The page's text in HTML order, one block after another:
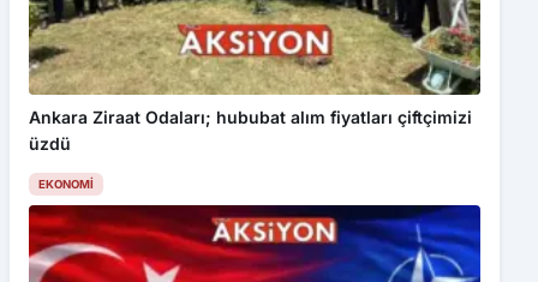
Ankara Ziraat Odaları; hububat alım fiyatları çiftçimizi
üzdü
EKONOMI